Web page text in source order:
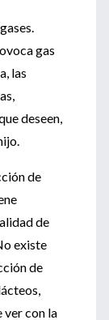
gas
las
deseen,
de
de
existe
de
ver con la